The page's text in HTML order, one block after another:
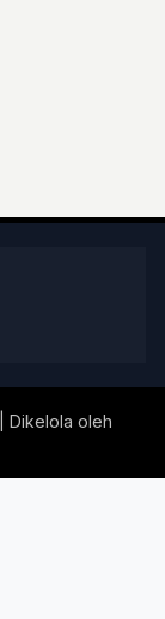
Dikelola oleh